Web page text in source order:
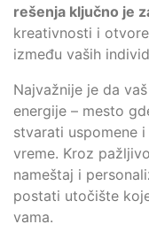
rešenja ključno je
kreativnosti i
između vaših
Najvažnije je da
energije – mesto
stvarati uspomene
vreme. Kroz
nameštaj i
postati utočište
vama.